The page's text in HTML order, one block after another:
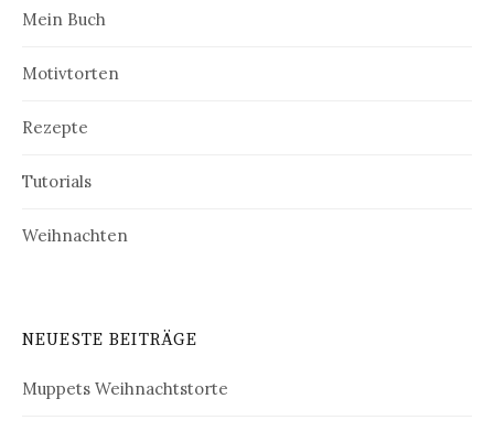
Mein Buch
Motivtorten
Rezepte
Tutorials
Weihnachten
NEUESTE BEITRÄGE
Muppets Weihnachtstorte